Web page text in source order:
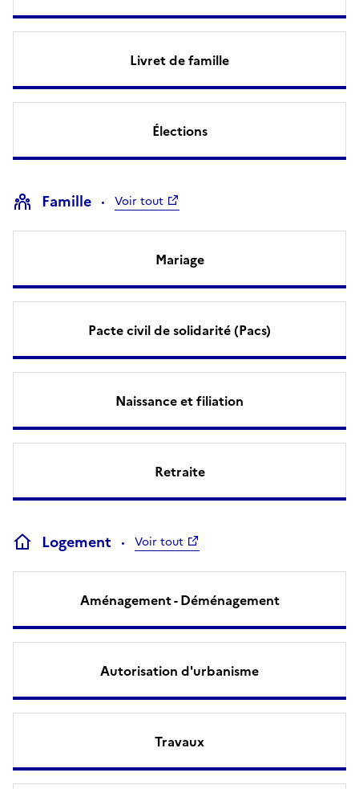
Livret de famille
Élections
Famille Voir tout
Mariage
Pacte civil de solidarité (Pacs)
Naissance et filiation
Retraite
Logement Voir tout
Aménagement - Déménagement
Autorisation d'urbanisme
Travaux